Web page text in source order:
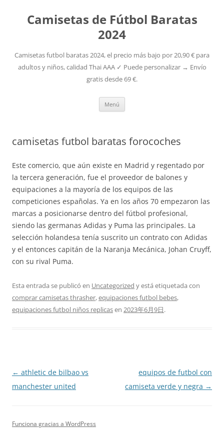
Camisetas de Fútbol Baratas
2024
Camisetas futbol baratas 2024, el precio más bajo por 20,90 € para
adultos y niños, calidad Thai AAA ✓ Puede personalizar → Envío
gratis desde 69 €.
Menú
camisetas futbol baratas forocoches
Este comercio, que aún existe en Madrid y regentado por
la tercera generación, fue el proveedor de balones y
equipaciones a la mayoría de los equipos de las
competiciones españolas. Ya en los años 70 empezaron las
marcas a posicionarse dentro del fútbol profesional,
siendo las germanas Adidas y Puma las principales. La
selección holandesa tenía suscrito un contrato con Adidas
y el entonces capitán de la Naranja Mecánica, Johan Cruyff,
con su rival Puma.
Esta entrada se publicó en Uncategorized y está etiquetada con
comprar camisetas thrasher,equipaciones futbol bebes,
equipaciones futbol niños replicasen 2023年6月9日.
Navegación
de
← athletic de bilbao vs
manchester united
equipos de futbol con
camiseta verde y negra →
Funciona gracias a WordPress